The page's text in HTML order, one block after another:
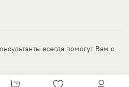
всегда помогут Вам с